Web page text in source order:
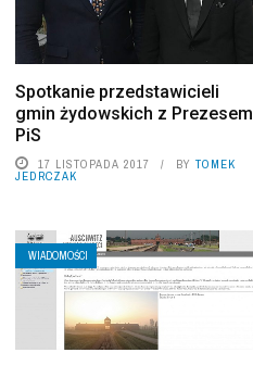
Spotkanie przedstawicieli
gmin żydowskich z Prezesem
PiS
17 LISTOPADA 2017 BY TOMEK
JEDRCZAK
WIADOMOŚCI